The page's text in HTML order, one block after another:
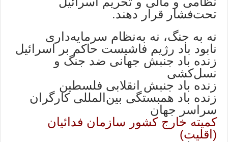
تحت‌فشار قرار دهند.
نه به جنگ، نه به‌نظام سرمایه‌داری
نابود باد رژیم فاشیست حاکم بر اسرائیل
زنده باد جنبش جهانی ضد جنگ و
نسل‌کشی
زنده باد جنبش انقلابی فلسطین
زنده باد همبستگی بین‌المللی کارگران
سراسر جهان
کمیته خارج کشور سازمان فدائیان
(اقلیت)